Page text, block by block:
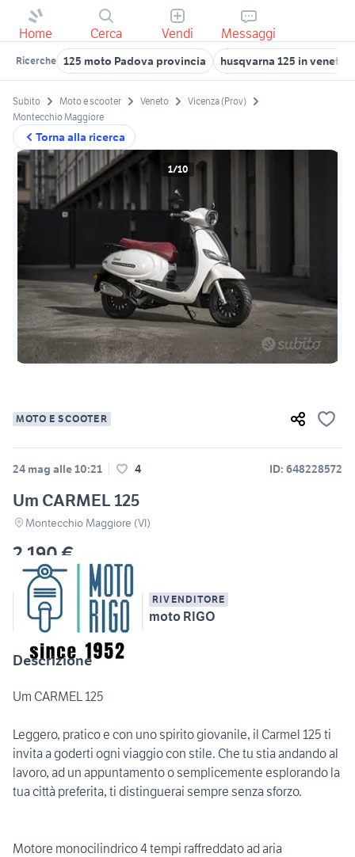
Home Cerca Vendi Messaggi
Ricerche 125 moto Padova provincia husqvarna 125 in veneto
Torna alla ricerca
Subito Moto e scooter Veneto
Vicenza (Prov)
Montecchio Maggiore
1/10
MOTO E SCOOTER
24 mag alle 10:21 4 ID: 648228572
Um CARMEL 125
Montecchio Maggiore (VI)
2.190 €
RIVENDITORE
moto RIGO
Descrizione
Um CARMEL 125
Leggero, pratico e con uno spirito giovanile, il Carmel 125 ti
invita a goderti ogni viaggio con stile. Che tu stia andando al
lavoro, ad un appuntamento o semplicemente esplorando la
tua città preferita, ti distinguerai sempre senza sforzo.
Motore monocilindrico 4 tempi raffreddato ad aria